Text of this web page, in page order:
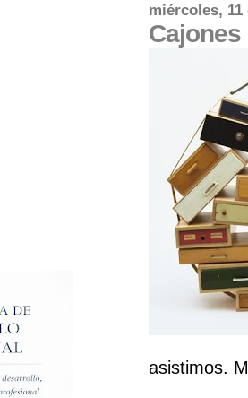
miércoles, 11
Cajones
asistimos.